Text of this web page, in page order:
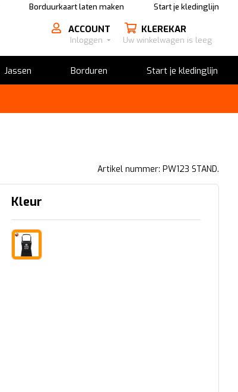
Borduurkaart laten maken Start je kledinglijn
ACCOUNT
Inloggen
KLEREKAR
Uw winkelwagen is leeg
Jassen Borduren Start je kledinglijn
Artikel nummer: PW123 STAND.
Kleur